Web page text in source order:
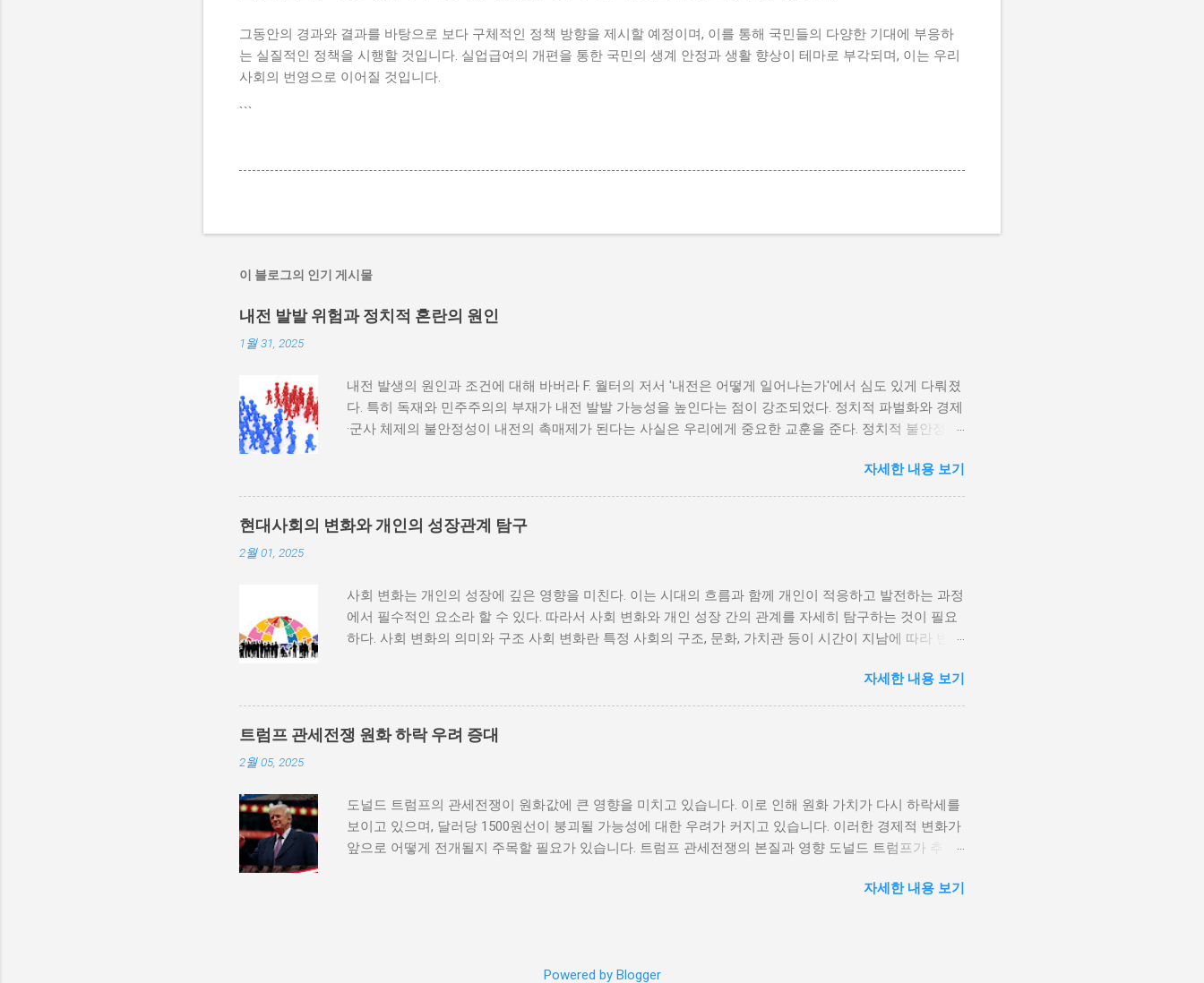
그동안의 경과와 결과를 바탕으로 보다 구체적인 정책 방향을 제시할 예정이며, 이를 통해 국민들의 다양한 기대에 부응하
는 실질적인 정책을 시행할 것입니다. 실업급여의 개편을 통한 국민의 생계 안정과 생활 향상이 테마로 부각되며, 이는 우리
사회의 번영으로 이어질 것입니다.
```
이 블로그의 인기 게시물
내전 발발 위험과 정치적 혼란의 원인
1월 31, 2025
내전 발생의 원인과 조건에 대해 바버라 F. 월터의 저서 '내전은 어떻게 일어나는가'에서 심도 있게 다뤄졌
다. 특히 독재와 민주주의의 부재가 내전 발발 가능성을 높인다는 점이 강조되었다. 정치적 파벌화와 경제
·군사 체제의 불안정성이 내전의 촉매제가 된다는 사실은 우리에게 중요한 교훈을 준다. 정치적 불안정성
하지 않거나 독재 정권이 유지되는 상황에서는 정치적 갈등이 심화되고, 이로 인해 내전의 위험이 증가한
다. 이와 같은 경우, 국민들은 정부에 대한 불만을 느끼고, 체제 전복을 위해 무장 세력에 참여하거나 반정
부 활동을 시작할 수 있다. 역사적으로도 정치적 불안정성이 높은 국가에서는 종종 내전이 발발했던 예가
많다. 이러한 비극적인 상황을 방지하기 위해서는 먼저 정치 체제를 안정시키고, 시민들의 목소리가 공정
속에서 고통받게 되면, 사회적 불만이 쌓이기 마련이다. 이와 같은 경제적 상황은 종종 특정 집단의 정치
적 세력화를 야기하며, 이를 통해 정부에 대한 반발이 촉발된다. 성장은 불균형하게 이루어지고, 실업률은
상승하며, 사회적 불안이 증대할 경우 시민들은 무장 봉기와 같은 극단적 선택을 고려하게 된다. 경제적
를 모든 사람에게 균등하게 제공하면, 내전 발발 가능성을 크게 낮출 수 있다. 군사적 갈등과 내전의 불씨
군사적 갈등은 내전의 불씨가 되기도 한다. 무장세력 간의 갈등이 심화되거나 외부 세력이 개입하게 되면
내전이 더욱 심각해질 수 있다. 무장세력은 각각의 이념이나 이해관계에 따라 성격이 다르지만, 이들은 종
자세한 내용 보기
현대사회의 변화와 개인의 성장관계 탐구
2월 01, 2025
사회 변화는 개인의 성장에 깊은 영향을 미친다. 이는 시대의 흐름과 함께 개인이 적응하고 발전하는 과정
에서 필수적인 요소라 할 수 있다. 따라서 사회 변화와 개인 성장 간의 관계를 자세히 탐구하는 것이 필요
하다. 사회 변화의 의미와 구조 사회 변화란 특정 사회의 구조, 문화, 가치관 등이 시간이 지남에 따라 변화
변동, 기술의 발전 등이 독립적으로 또는 상호작용하여 이루어진다. 예를 들어, 산업 혁명은 사람들이 일
하는 방식과 생활 방식을 완전히 변화시켰다. 이에 따라 개인의 역할과 목표 또한 변화할 수밖에 없었다.
사회 변화는 개인의 성장을 위한 새로운 기회를 창출한다. 예를 들어, 정보통신기술의 발전으로 인해 원거
리에서의 협업이 가능해지면서, 개인들은 지역적인 제약에서 벗어나 국제적인 시장에서도 활발히 활동할
다. 변화에 대한 적응력이 부족한 개인은 불안감과 스트레스를 느낄 수 있으며, 이에 따라 성장의 기회를
상실할 수도 있다. 따라서 개인이 사회 변화에 어떻게 대응하는지가 중요하다. 올바른 대처 방법을 찾고
자신을 지속적으로 발전시키는 것이 필수적이다. 개인 성장의 과정과 사회적 환경 개인 성장은 여러 단계
서적 발달에 영향을 미치며, 이는 결국 개인의 성장에 긍정적 또는 부정적인 결과를 가져올 수 있다. 가정
자세한 내용 보기
트럼프 관세전쟁 원화 하락 우려 증대
2월 05, 2025
도널드 트럼프의 관세전쟁이 원화값에 큰 영향을 미치고 있습니다. 이로 인해 원화 가치가 다시 하락세를
보이고 있으며, 달러당 1500원선이 붕괴될 가능성에 대한 우려가 커지고 있습니다. 이러한 경제적 변화가
앞으로 어떻게 전개될지 주목할 필요가 있습니다. 트럼프 관세전쟁의 본질과 영향 도널드 트럼프가 추진
다른 국가들에 대한 고율의 관세를 부과하기 시작했습니다. 이러한 조치는 단기적으로는 미국 내 제조업
가 상승하므로 오히려 경제에 부담이 됩니다. 기업들은 원자재 비용 증가로 인해 운영비가 상승하게 되고,
자세한 내용 보기
Powered by Blogger